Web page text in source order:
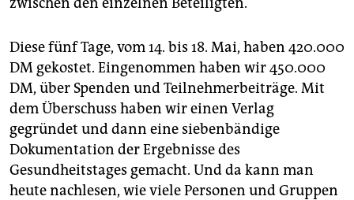
Diese fünf Tage, vom 14. bis 18. Mai, haben 420.000
DM gekostet. Eingenommen haben wir 450.000
DM, über Spenden und Teilnehmerbeiträge. Mit
dem Überschuss haben wir einen Verlag
gegründet und dann eine siebenbändige
Dokumentation der Ergebnisse des
Gesundheitstages gemacht. Und da kann man
heute nachlesen, wie viele Personen und Gruppen